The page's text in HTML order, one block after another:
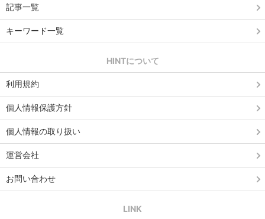
記事一覧
キーワード一覧
HINTについて
利用規約
個人情報保護方針
個人情報の取り扱い
運営会社
お問い合わせ
LINK